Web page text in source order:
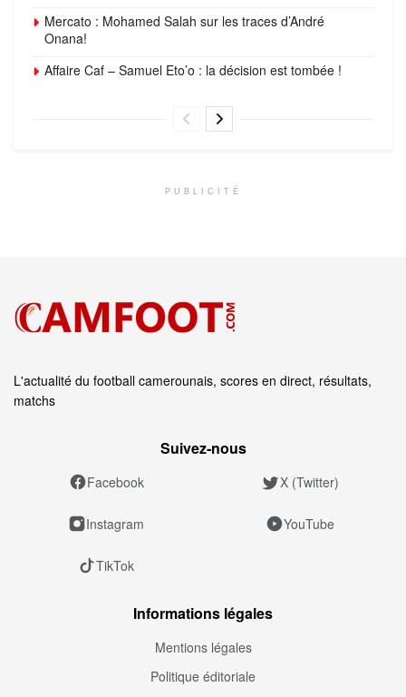
Mercato : Mohamed Salah sur les traces d’André
Onana!
Affaire Caf – Samuel Eto’o : la décision est tombée !
PUBLICITÉ
L'actualité du football camerounais, scores en direct, résultats,
matchs
Suivez‑nous
Facebook X (Twitter)
Instagram YouTube
TikTok
Informations légales
Mentions légales
Politique éditoriale